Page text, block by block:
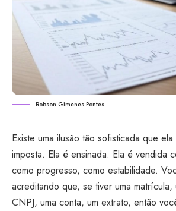
Robson Gimenes Pontes
Existe uma ilusão tão sofisticada que
imposta. Ela é ensinada. Ela é vendida
como progresso, como estabilidade.
acreditando que, se tiver uma matrícula,
CNPJ, uma conta, um extrato, então